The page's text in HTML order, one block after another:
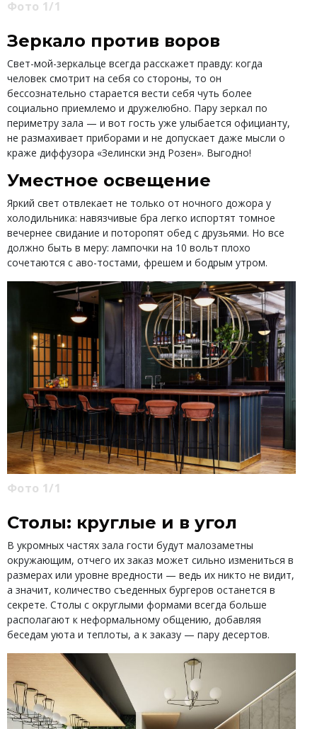
Фото 1/1
Зеркало против воров
Свет-мой-зеркальце всегда расскажет правду: когда
человек смотрит на себя со стороны, то он
бессознательно старается вести себя чуть более
социально приемлемо и дружелюбно. Пару зеркал по
периметру зала — и вот гость уже улыбается официанту,
не размахивает приборами и не допускает даже мысли о
краже диффузора «Зелински энд Розен». Выгодно!
Уместное освещение
Яркий свет отвлекает не только от ночного дожора у
холодильника: навязчивые бра легко испортят томное
вечернее свидание и поторопят обед с друзьями. Но все
должно быть в меру: лампочки на 10 вольт плохо
сочетаются с аво-тостами, фрешем и бодрым утром.
Фото 1/1
Столы: круглые и в угол
В укромных частях зала гости будут малозаметны
окружающим, отчего их заказ может сильно измениться в
размерах или уровне вредности — ведь их никто не видит,
а значит, количество съеденных бургеров останется в
секрете. Столы с округлыми формами всегда больше
располагают к неформальному общению, добавляя
беседам уюта и теплоты, а к заказу — пару десертов.